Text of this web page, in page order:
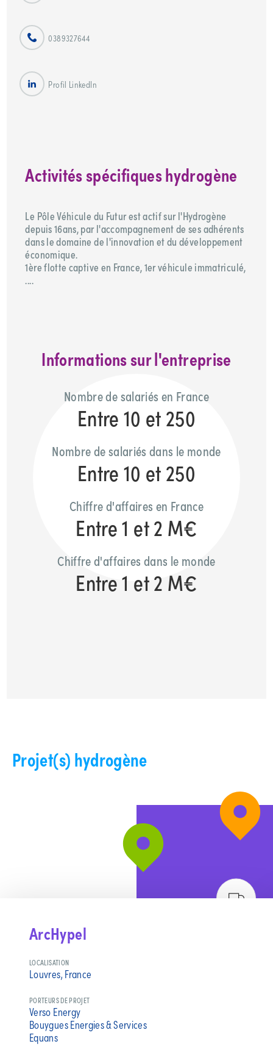
0389327644
Profil LinkedIn
Activités spécifiques hydrogène
Le Pôle Véhicule du Futur est actif sur l'Hydrogène
depuis 16ans, par l'accompagnement de ses adhérents
dans le domaine de l'innovation et du développement
économique.
1ère flotte captive en France, 1er véhicule immatriculé,
....
Informations sur l'entreprise
Nombre de salariés en France
Entre 10 et 250
Nombre de salariés dans le monde
Entre 10 et 250
Chiffre d'affaires en France
Entre 1 et 2 M€
Chiffre d'affaires dans le monde
Entre 1 et 2 M€
Projet(s) hydrogène
ArcHypel
LOCALISATION
Louvres, France
PORTEURS DE PROJET
Verso Energy
Bouygues Energies & Services
Equans